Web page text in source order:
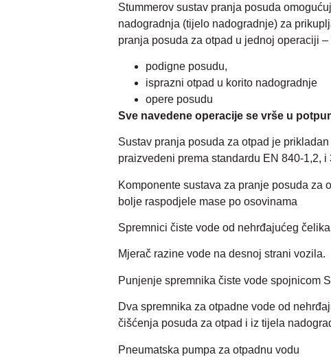
Stummerov sustav pranja posuda
nadogradnja (tijelo nadogradnje) za
pranja posuda za otpad u jednoj operaciji
podigne posudu,
isprazni otpad u korito nadogradnje
opere posudu
Sve navedene operacije se vrše u
Sustav pranja posuda za otpad je
praizvedeni prema standardu EN 840-1,2, i
Komponente sustava za pranje posuda za
bolje raspodjele mase po osovinama
Spremnici čiste vode od nehrđajućeg
Mjerač razine vode na desnoj strani vozila.
Punjenje spremnika čiste vode spojnicom
Dva spremnika za otpadne vode od
čišćenja posuda za otpad i iz tijela
Pneumatska pumpa za otpadnu vodu